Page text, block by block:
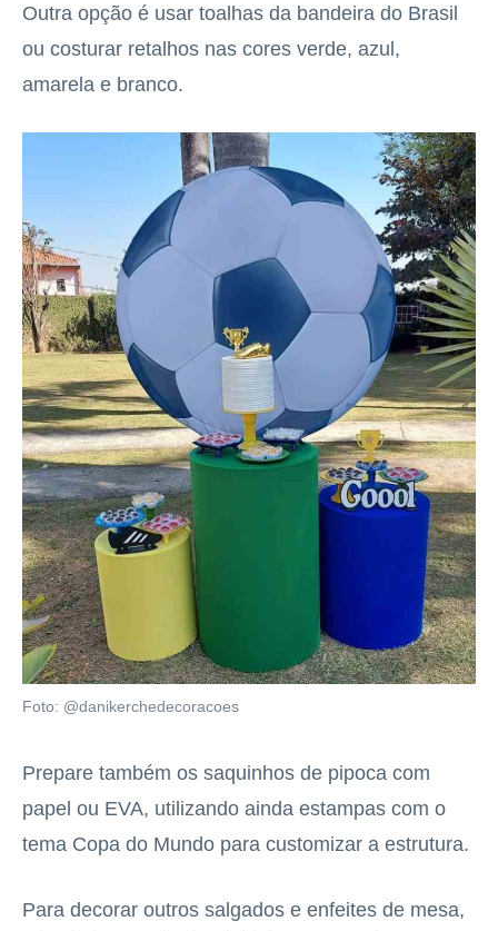
Outra opção é usar toalhas da bandeira do Brasil
ou costurar retalhos nas cores verde, azul,
amarela e branco.
Foto: @danikerchedecoracoes
Prepare também os saquinhos de pipoca com
papel ou EVA, utilizando ainda estampas com o
tema Copa do Mundo para customizar a estrutura.
Para decorar outros salgados e enfeites de mesa,